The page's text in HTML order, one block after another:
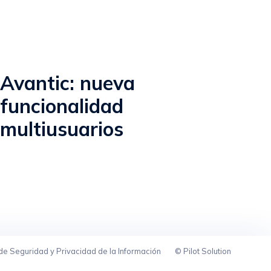
Avantic: nueva
funcionalidad
multiusuarios
Seguridad y Privacidad de la Información © Pilot Solution